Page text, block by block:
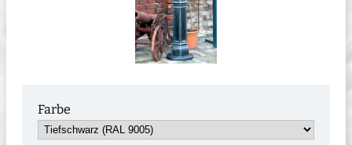
Farbe